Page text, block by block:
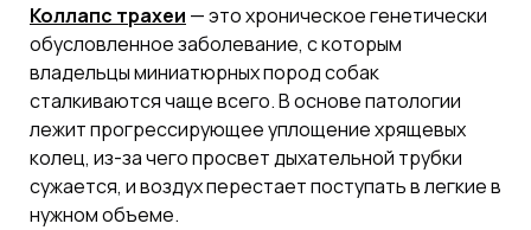
Коллапс трахеи — это хроническое генетически
обусловленное заболевание, с которым
владельцы миниатюрных пород собак
сталкиваются чаще всего. В основе патологии
лежит прогрессирующее уплощение хрящевых
колец, из-за чего просвет дыхательной трубки
сужается, и воздух перестает поступать в легкие в
нужном объеме.